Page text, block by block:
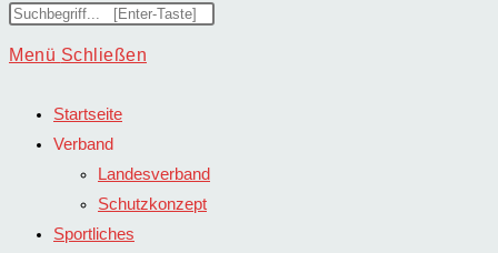
Suche
umschalten
Diese
durchsuchen
Menü Schließen
Startseite
Verband
Landesverband
Schutzkonzept
Sportliches